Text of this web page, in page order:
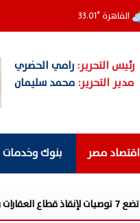
القاهرة°
33.01
رئيس التحرير:رامي الحضري
مدير التحرير: محمد سليمان
اقتصاد مصر بنوك
«مرصد